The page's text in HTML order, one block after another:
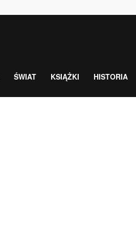
ŚWIAT KSIĄŻKI HISTORIA